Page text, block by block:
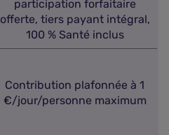
participation forfaitaire
offerte, tiers payant intégral,
100 % Santé inclus
Contribution plafonnée à 1
€/jour/personne maximum